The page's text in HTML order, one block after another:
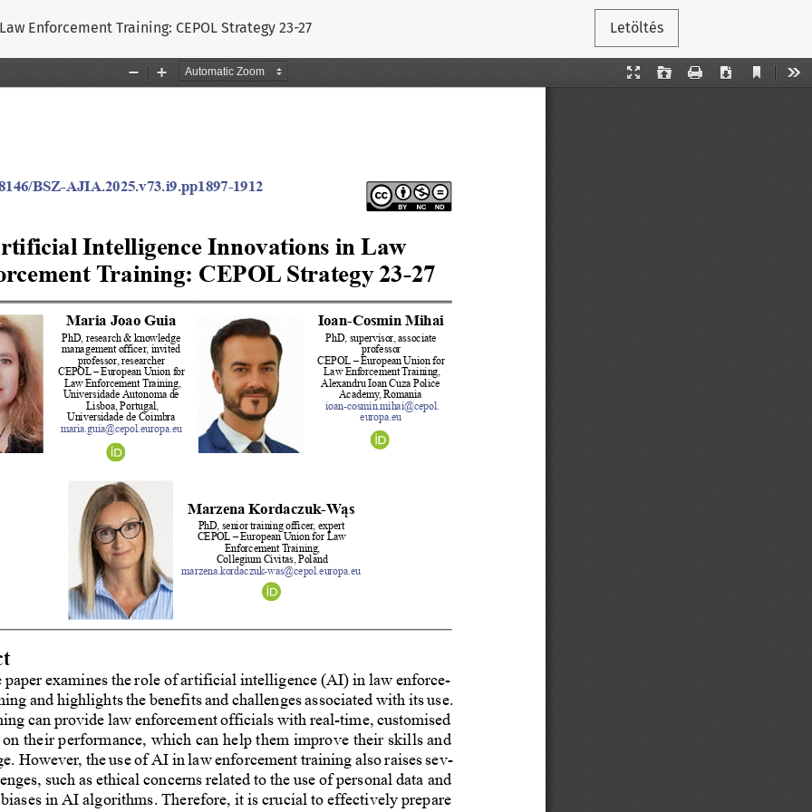
Enforcement Training: CEPOL Strategy 23-27 Letöltés